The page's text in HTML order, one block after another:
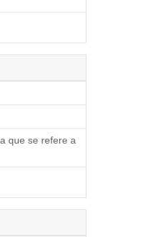
que se refere a